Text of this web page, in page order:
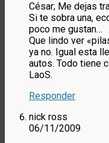
César; Me dejas
Si te sobra una,
poco me gustan…
Que lindo ver
ya no. Igual esta
autos. Todo tiene
LaoS.
Responder
nick ross
06/11/2009